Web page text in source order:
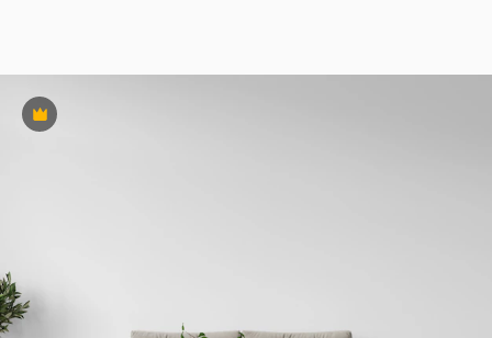
Премиум